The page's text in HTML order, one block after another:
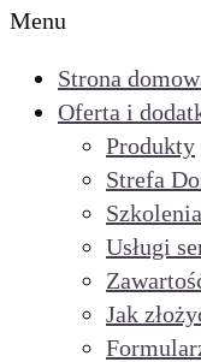
Menu
Strona
Oferta i
Produkty
Strefa
Szkolenia
Usługi
Jak